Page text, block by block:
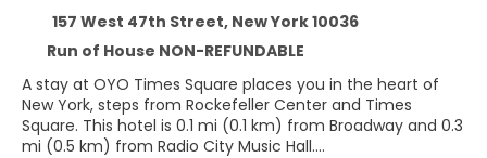
157 West 47th Street, New York 10036
Run of House NON-REFUNDABLE
A stay at OYO Times Square places you in the heart of
New York, steps from Rockefeller Center and Times
Square. This hotel is 0.1 mi (0.1 km) from Broadway and 0.3
mi (0.5 km) from Radio City Music Hall.